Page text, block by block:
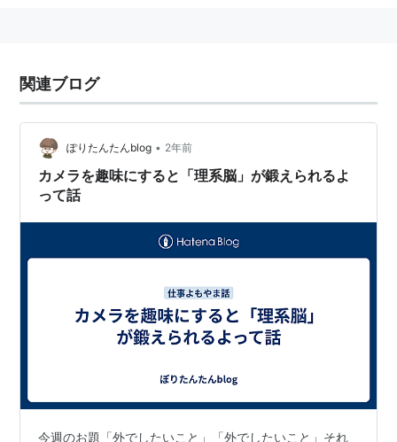
関連ブログ
ぽりたんたんblog • 2年前
カメラを趣味にすると「理系脳」が鍛えられるよ
って話
今週のお題「外でしたいこと」「外でしたいこと」それ